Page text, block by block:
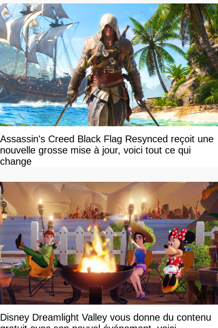
Assassin's Creed Black Flag Resynced reçoit une
nouvelle grosse mise à jour, voici tout ce qui
change
Disney Dreamlight Valley vous donne du contenu